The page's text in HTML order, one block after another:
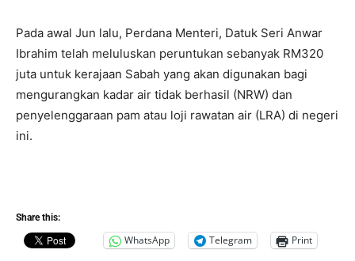
Pada awal Jun lalu, Perdana Menteri, Datuk Seri Anwar
Ibrahim telah meluluskan peruntukan sebanyak RM320
juta untuk kerajaan Sabah yang akan digunakan bagi
mengurangkan kadar air tidak berhasil (NRW) dan
penyelenggaraan pam atau loji rawatan air (LRA) di negeri
ini.
Share this:
WhatsApp Telegram Print